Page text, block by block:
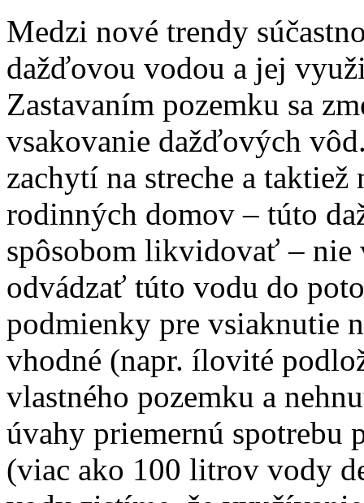
Medzi nové trendy
dažďovou vodou a jej
Zastavaním pozemku sa
vsakovanie dažďových
zachytí na streche a
rodinných domov – túto
spôsobom likvidovať – nie
odvádzať túto vodu do
podmienky pre vsiaknutie
vhodné (napr. ílovité
vlastného pozemku a
úvahy priemernú spotrebu
(viac ako 100 litrov vody